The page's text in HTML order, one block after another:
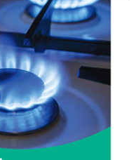
Тверскую
«Земля
Зубцова к 1